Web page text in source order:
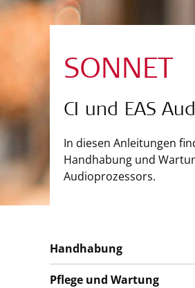
SONNET
CI und EAS
In diesen Anleitungen
Handhabung und
Audioprozessors.
Handhabung
Pflege und Wartung